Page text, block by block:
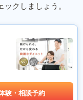
クしましょう。
験・相談予約